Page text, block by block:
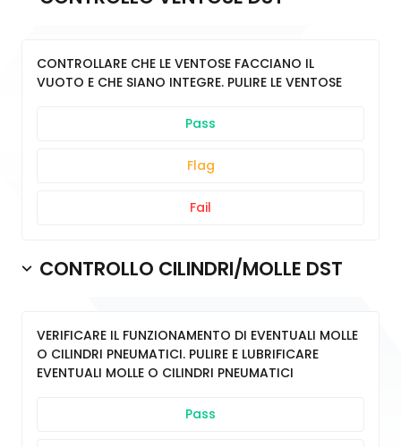
CONTROLLARE CHE LE VENTOSE FACCIANO IL
VUOTO E CHE SIANO INTEGRE. PULIRE LE VENTOSE
Pass
Flag
Fail
CONTROLLO CILINDRI/MOLLE DST
VERIFICARE IL FUNZIONAMENTO DI EVENTUALI MOLLE
O CILINDRI PNEUMATICI. PULIRE E LUBRIFICARE
EVENTUALI MOLLE O CILINDRI PNEUMATICI
Pass